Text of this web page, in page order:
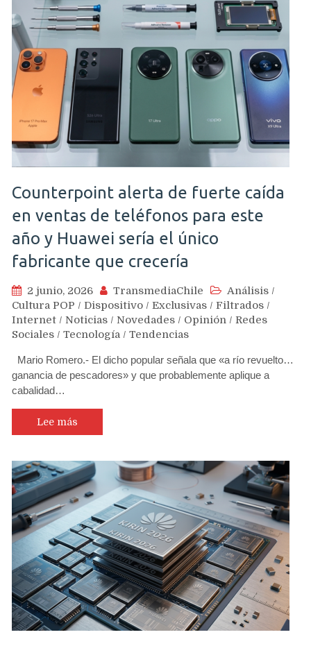
Counterpoint alerta de fuerte caída
en ventas de teléfonos para este
año y Huawei sería el único
fabricante que crecería
2 junio, 2026 TransmediaChile Análisis /
Cultura POP / Dispositivo / Exclusivas / Filtrados /
Internet / Noticias / Novedades / Opinión / Redes
Sociales / Tecnología / Tendencias
Mario Romero.- El dicho popular señala que «a río revuelto…
ganancia de pescadores» y que probablemente aplique a
cabalidad…
Lee más